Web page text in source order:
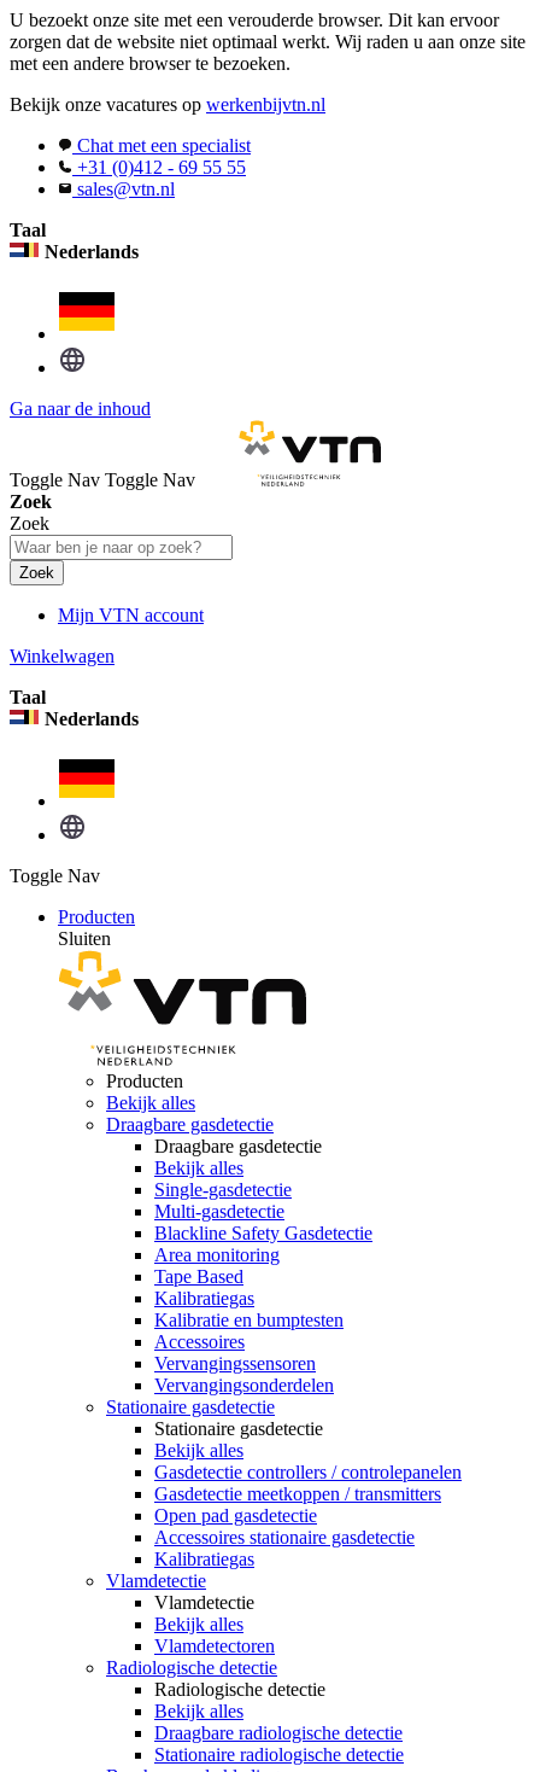
U bezoekt onze site met een verouderde browser. Dit kan ervoor
zorgen dat de website niet optimaal werkt. Wij raden u aan onze site
met een andere browser te bezoeken.
Bekijk onze vacatures op werkenbijvtn.nl
Chat met een specialist
+31 (0)412 - 69 55 55
sales@vtn.nl
Taal
Nederlands
Ga naar de inhoud
Toggle Nav Toggle Nav
Zoek
Zoek
Zoek
Mijn VTN account
Winkelwagen
Taal
Nederlands
Toggle Nav
Producten
Sluiten
Producten
Bekijk alles
Draagbare gasdetectie
Draagbare gasdetectie
Bekijk alles
Single-gasdetectie
Multi-gasdetectie
Blackline Safety Gasdetectie
Area monitoring
Tape Based
Kalibratiegas
Kalibratie en bumptesten
Accessoires
Vervangingssensoren
Vervangingsonderdelen
Stationaire gasdetectie
Stationaire gasdetectie
Bekijk alles
Gasdetectie controllers / controlepanelen
Gasdetectie meetkoppen / transmitters
Open pad gasdetectie
Accessoires stationaire gasdetectie
Kalibratiegas
Vlamdetectie
Vlamdetectie
Bekijk alles
Vlamdetectoren
Radiologische detectie
Radiologische detectie
Bekijk alles
Draagbare radiologische detectie
Stationaire radiologische detectie